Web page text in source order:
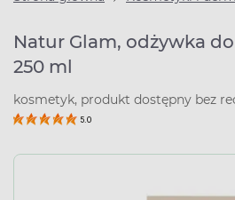
Natur Glam, odżywka do
250 ml
kosmetyk, produkt dostępny bez
5.0